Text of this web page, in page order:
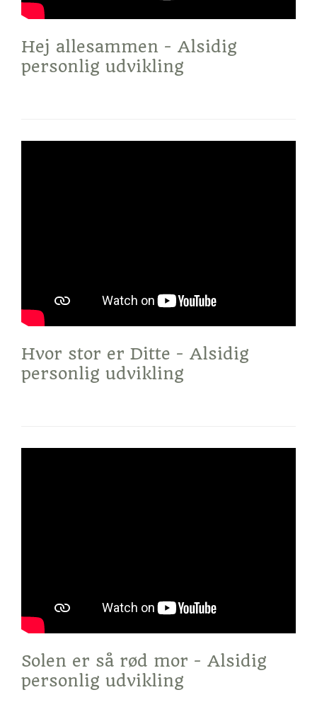
Hej allesammen - Alsidig
personlig udvikling
Hvor stor er Ditte - Alsidig
personlig udvikling
Solen er så rød mor - Alsidig
personlig udvikling